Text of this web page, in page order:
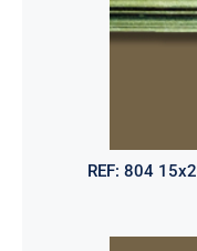
REF: 804 15x2